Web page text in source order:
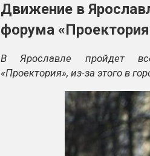
Движение в
форума
В Ярославле пройдет
«Проектория», из-за этого в